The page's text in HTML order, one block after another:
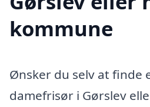
kommune
Ønsker du selv at finde
damefrisør i Gørslev